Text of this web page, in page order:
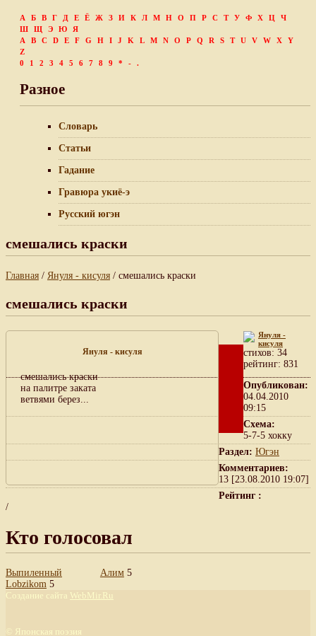
А Б В Г Д Е Ё Ж З И К Л М Н О П Р С Т У Ф Х Ц
Ч
Ш
Щ Э Ю
Я
A
B C D E F G H I J K L M N O P Q R S T U V W X
Y
Z
0
1 2 3 4 5 6 7 8 9 * - .
Разное
Словарь
Статьи
Гадание
Гравюра укиё-э
Русский югэн
смешались краски
Главная / Януля - кисуля / смешались краски
смешались краски
Януля - кисуля
смешались краски
на палитре заката
ветвями берез...
Януля -
кисуля
cтихов: 34
рейтинг: 831
Опубликован:
04.04.2010
09:15
Схема:
5-7-5 хокку
Раздел: Югэн
Комментариев:
13 [23.08.2010 19:07]
Рейтинг :
/
Кто голосовал
Выпиленный
Lobzikom 5
Алим5
Создание сайта WebMir.Ru
Японская поэзия